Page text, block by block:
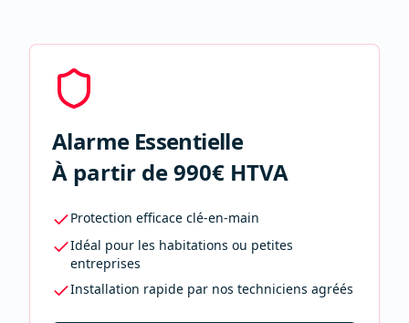
Alarme Essentielle
À partir de 990€ HTVA
Protection efficace clé-en-main
Idéal pour les habitations ou petites
entreprises
Installation rapide par nos techniciens agréés